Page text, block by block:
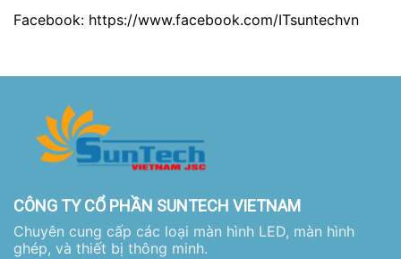
Facebook: https://www.facebook.com/ITsuntechvn
CÔNG TY CỔ PHẦN SUNTECH VIETNAM
Chuyên cung cấp các loại màn hình LED, màn hình
ghép, và thiết bị thông minh.